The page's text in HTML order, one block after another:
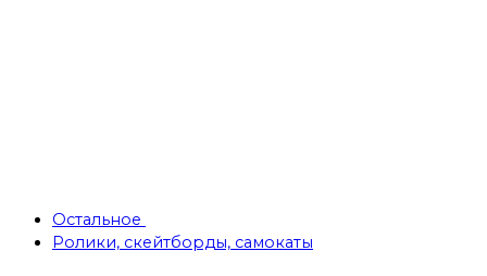
Остальное
Ролики, скейтборды, самокаты